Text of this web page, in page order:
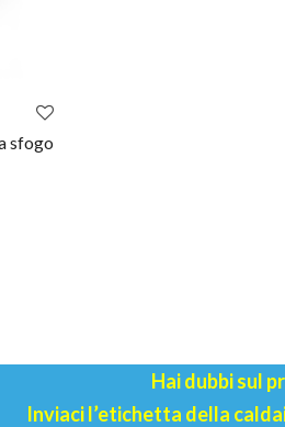
sfogo
Hai dubbi sul
Inviaci l’etichetta della